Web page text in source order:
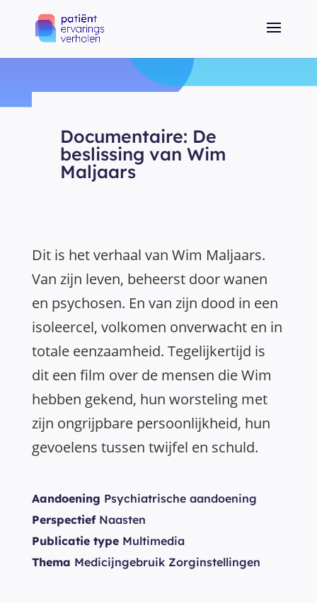
Documentaire: De
beslissing van Wim
Maljaars
Dit is het verhaal van Wim Maljaars.
Van zijn leven, beheerst door wanen
en psychosen. En van zijn dood in een
isoleercel, volkomen onverwacht en in
totale eenzaamheid. Tegelijkertijd is
dit een film over de mensen die Wim
hebben gekend, hun worsteling met
zijn ongrijpbare persoonlijkheid, hun
gevoelens tussen twijfel en schuld.
Aandoening Psychiatrische aandoening
PerspectiefNaasten
Publicatie type Multimedia
Thema Medicijngebruik Zorginstellingen